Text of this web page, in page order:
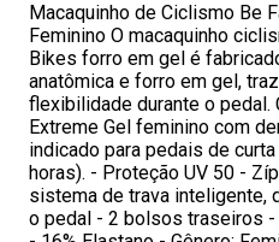
Macaquinho de Ciclismo Be
Feminino O macaquinho
Bikes forro em gel é
anatômica e forro em gel,
flexibilidade durante o
Extreme Gel feminino com
indicado para pedais de
horas). - Proteção UV 50 -
sistema de trava inteligente,
o pedal - 2 bolsos traseiros